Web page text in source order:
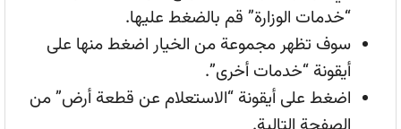
“خدمات الوزارة” قم بالضغط عليها.
سوف تظهر مجموعة من الخيار اضغط منها على
أيقونة “خدمات أخرى”.
اضغط على أيقونة “الاستعلام عن قطعة أرض” من